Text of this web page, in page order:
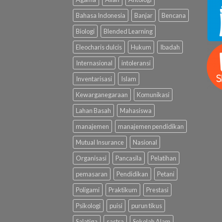
Bahasa Indonesia
Banjar
Bencana
Biologi
Blended Learning
Eleocharis dulcis
Hukum
Ibadah
Internasional
intoleransi
Inventarisasi
Islam
Kewarganegaraan
Komunikasi
Lahan Basah
Mahasiswa
manajemen
manajemen pendidikan
Mutual Insurance
Nasional
Organisasi
Pancasila
Pelatihan
pemasaran
Pendidikan
Petani
Poligami
Praktikum
Prestasi
Psikologi
puisi
purun tikus